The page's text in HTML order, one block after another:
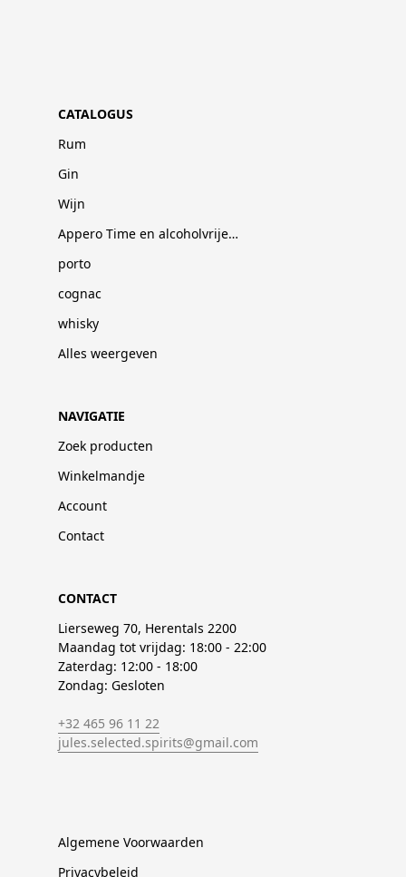
CATALOGUS
Rum
Gin
Wijn
Appero Time en alcoholvrije dranken
porto
cognac
whisky
Alles weergeven
NAVIGATIE
Zoek producten
Winkelmandje
Account
Contact
CONTACT
Lierseweg 70, Herentals 2200
Maandag tot vrijdag: 18:00 - 22:00
Zaterdag: 12:00 - 18:00
Zondag: Gesloten
+32 465 96 11 22
jules.selected.spirits@gmail.com
Algemene Voorwaarden
Privacybeleid